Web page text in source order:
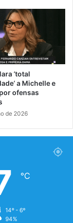
‘total
a Michelle e
ofensas
de 2026
℃
14º - 6º
94%